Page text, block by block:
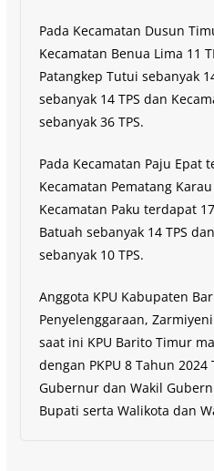
Pada Kecamatan Dusun
Kecamatan Benua Lima 11
Patangkep Tutui sebanyak
sebanyak 14 TPS dan
sebanyak 36 TPS.
Pada Kecamatan Paju Epat
Kecamatan Pematang
Kecamatan Paku terdapat
Batuah sebanyak 14 TPS
sebanyak 10 TPS.
Anggota KPU Kabupaten
Penyelenggaraan,
saat ini KPU Barito Timur
dengan PKPU 8 Tahun
Gubernur dan Wakil
Bupati serta Walikota dan